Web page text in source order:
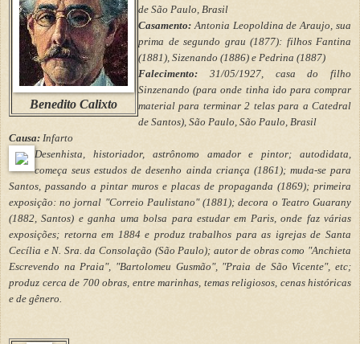
Benedito Calixto
de São Paulo, Brasil
Casamento: Antonia Leopoldina de Araujo, sua
prima de segundo grau (1877): filhos Fantina
(1881), Sizenando (1886) e Pedrina (1887)
Falecimento: 31/05/1927, casa do filho
Sinzenando (para onde tinha ido para comprar
material para terminar 2 telas para a Catedral
de Santos), São Paulo, São Paulo, Brasil
Causa: Infarto
Desenhista, historiador, astrônomo amador e pintor; autodidata,
começa seus estudos de desenho ainda criança (1861); muda-se para
Santos, passando a pintar muros e placas de propaganda (1869); primeira
exposição: no jornal "Correio Paulistano" (1881); decora o Teatro Guarany
(1882, Santos) e ganha uma bolsa para estudar em Paris, onde faz várias
exposições; retorna em 1884 e produz trabalhos para as igrejas de Santa
Cecília e N. Sra. da Consolação (São Paulo); autor de obras como "Anchieta
Escrevendo na Praia", "Bartolomeu Gusmão", "Praia de São Vicente", etc;
produz cerca de 700 obras, entre marinhas, temas religiosos, cenas históricas
e de gênero.